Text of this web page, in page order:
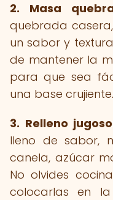
2. Masa
quebrada
un sabor y
de mantener la
para que sea
una base crujiente.
3. Relleno
lleno de sabor,
canela, azúcar
No olvides
colocarlas en